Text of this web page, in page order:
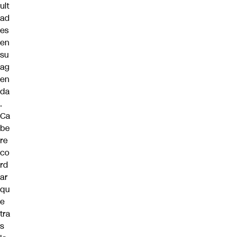
ult
ad
es
en
su
ag
en
da
.
Ca
be
re
co
rd
ar
qu
e
tra
s